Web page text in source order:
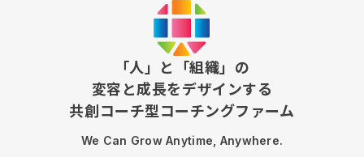
「人」と「組織」の
変容と成長をデザインする
共創コーチ型コーチングファーム
We Can Grow Anytime, Anywhere.